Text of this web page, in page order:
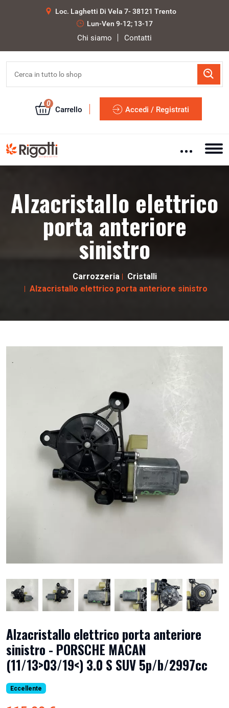
Loc. Laghetti Di Vela 7- 38121 Trento
Lun-Ven 9-12; 13-17
Chi siamo Contatti
0
Carrello Accedi / Registrati
Alzacristallo elettrico
porta anteriore
sinistro
Carrozzeria
Cristalli
Alzacristallo elettrico porta anteriore sinistro
Alzacristallo elettrico porta anteriore
sinistro - PORSCHE MACAN
(11/13>03/19<) 3.0 S SUV 5p/b/2997cc
Eccellente